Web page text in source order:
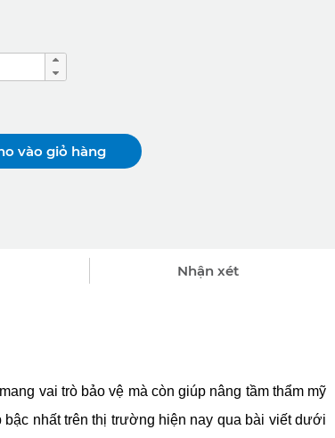
vào giỏ hàng
Nhận xét
vai trò bảo vệ mà còn giúp nâng tầm thẩm mỹ
nhất trên thị trường hiện nay qua bài viết dưới